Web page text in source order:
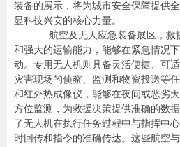
装备的展示，将为城市安全保障提供
显科技兴安的核心力量。
航空及无人应急装备展区，救
和强大的运输能力，能够在紧急情况
动。专用无人机则具备灵活便捷、可
灾害现场的侦察、监测和物资投送等
和红外热成像仪，能够在夜间或恶劣
方位监测，为救援决策提供准确的数
了无人机在执行任务过程中与指挥中
时回传和指令的准确传达。这些航空